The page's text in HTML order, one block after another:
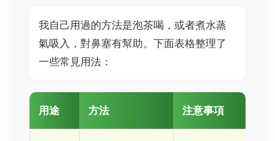
我自己用過的方法是泡茶喝，或者煮水蒸
氣吸入，對鼻塞有幫助。下面表格整理了
一些常見用法：
用途 方法 注意事項